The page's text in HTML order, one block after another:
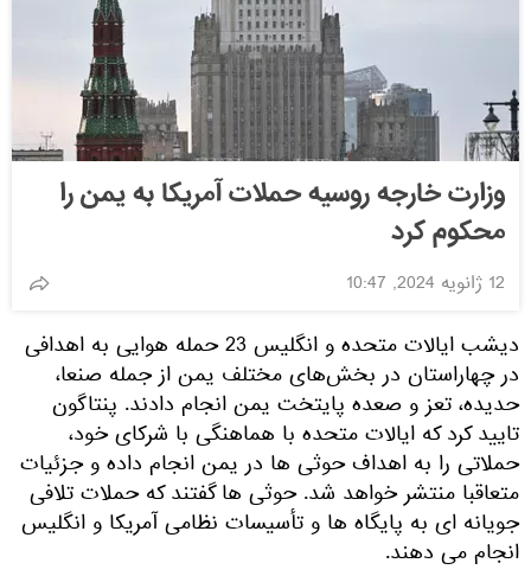
وزارت خارجه روسیه حملات آمریکا به یمن را
محکوم کرد
12 ژانویه 2024, 10:47
دیشب ایالات متحده و انگلیس 23 حمله هوایی به اهدافی
در چهاراستان در بخش‌های مختلف یمن از جمله صنعا،
حدیده، تعز و صعده پایتخت یمن انجام دادند. پنتاگون
تایید کرد که ایالات متحده با هماهنگی با شرکای خود،
حملاتی را به اهداف حوثی ها در یمن انجام داده و جزئیات
متعاقبا منتشر خواهد شد. حوثی ها گفتند که حملات تلافی
جویانه ای به پایگاه ها و تأسیسات نظامی آمریکا و انگلیس
انجام می دهند.